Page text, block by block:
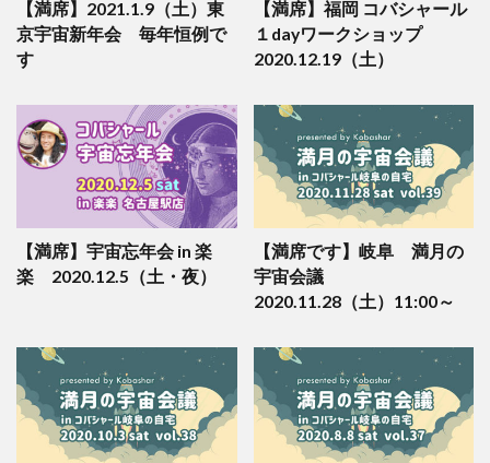
【満席】2021.1.9（土）東
京宇宙新年会 毎年恒例で
す
【満席】福岡 コバシャール
１dayワークショップ
2020.12.19（土）
【満席】宇宙忘年会 in 楽
楽 2020.12.5（土・夜）
【満席です】岐阜 満月の
宇宙会議
2020.11.28（土）11:00～